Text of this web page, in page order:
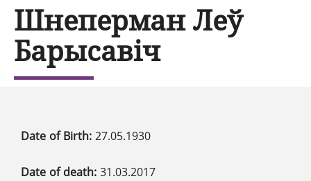
Шнеперман Леў
Барысавіч
Date of Birth: 27.05.1930
Date of death: 31.03.2017